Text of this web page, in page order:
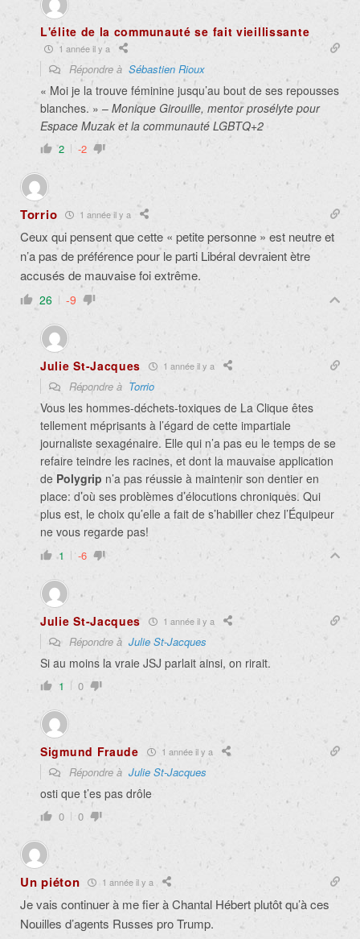
L'élite de la communauté se fait vieillissante
1 année il y a
Répondre à Sébastien Rioux
« Moi je la trouve féminine jusqu’au bout de ses repousses
blanches. » – Monique Girouille, mentor prosélyte pour
Espace Muzak et la communauté LGBTQ+2
2 -2
Torrio 1 année il y a
Ceux qui pensent que cette « petite personne » est neutre et
n’a pas de préférence pour le parti Libéral devraient ètre
accusés de mauvaise foi extrême.
26 -9
Julie St-Jacques 1 année il y a
Répondre à Torrio
Vous les hommes-déchets-toxiques de La Clique êtes
tellement méprisants à l’égard de cette impartiale
journaliste sexagénaire. Elle qui n’a pas eu le temps de se
refaire teindre les racines, et dont la mauvaise application
de Polygrip n’a pas réussie à maintenir son dentier en
place: d’où ses problèmes d’élocutions chroniques. Qui
plus est, le choix qu’elle a fait de s’habiller chez l’Équipeur
ne vous regarde pas!
1 -6
Julie St-Jacques 1 année il y a
Répondre à Julie St-Jacques
Si au moins la vraie JSJ parlait ainsi, on rirait.
1 0
Sigmund Fraude 1 année il y a
Répondre à Julie St-Jacques
osti que t’es pas drôle
0 0
Un piéton 1 année il y a
Je vais continuer à me fier à Chantal Hébert plutôt qu’à ces
Nouilles d’agents Russes pro Trump.